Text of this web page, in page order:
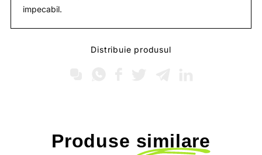
impecabil.
Distribuie produsul
Produse similare